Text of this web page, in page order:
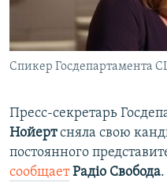
ПОБЕДИТЕЛЕЙ НЕ СУДЯТ?
КРЫМ.НЕПОКОРЕННЫЙ
ELIFBE
ПРИСОЕДИНЯЙТЕСЬ!
Все сайты RFE/RL
Спикер Госдепартамента
Пресс-секретарь
Нойерт​сняла свою
постоянного
сообщает Радіо Свобода.